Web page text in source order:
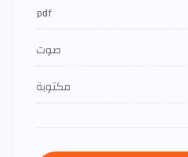
pdf
صوت
مكتوبة